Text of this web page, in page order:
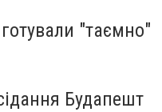
"таємно"
Будапешт